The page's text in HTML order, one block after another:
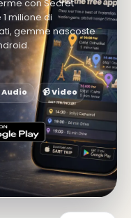
con Secret
milione di
gemme nascoste
Audio 📹 Video